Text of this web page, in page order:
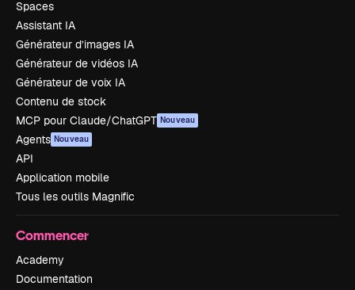
Spaces
Assistant IA
Générateur d’images IA
Générateur de vidéos IA
Générateur de voix IA
Contenu de stock
MCP pour Claude/ChatGPT Nouveau
Agents Nouveau
API
Application mobile
Tous les outils Magnific
Commencer
Academy
Documentation